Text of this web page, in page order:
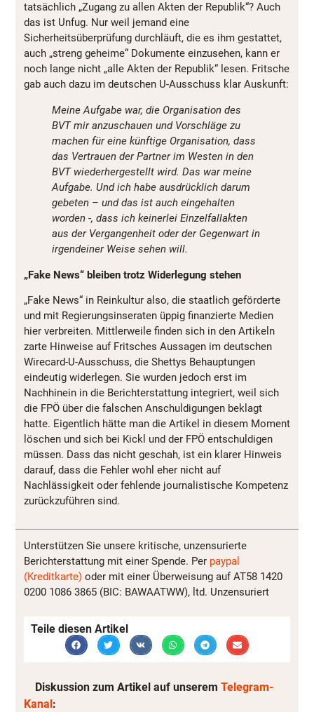
tatsächlich „Zugang zu allen Akten der Republik“? Auch
das ist Unfug. Nur weil jemand eine
Sicherheitsüberprüfung durchläuft, die es ihm gestattet,
auch „streng geheime“ Dokumente einzusehen, kann er
noch lange nicht „alle Akten der Republik“ lesen. Fritsche
gab auch dazu im deutschen U-Ausschuss klar Auskunft:
Meine Aufgabe war, die Organisation des
BVT mir anzuschauen und Vorschläge zu
machen für eine künftige Organisation, dass
das Vertrauen der Partner im Westen in den
BVT wiederhergestellt wird. Das war meine
Aufgabe. Und ich habe ausdrücklich darum
gebeten – und das ist auch eingehalten
worden -, dass ich keinerlei Einzelfallakten
aus der Vergangenheit oder der Gegenwart in
irgendeiner Weise sehen will.
„Fake News“ bleiben trotz Widerlegung stehen
„Fake News“ in Reinkultur also, die staatlich geförderte
und mit Regierungsinseraten üppig finanzierte Medien
hier verbreiten. Mittlerweile finden sich in den Artikeln
zarte Hinweise auf Fritsches Aussagen im deutschen
Wirecard-U-Ausschuss, die Shettys Behauptungen
eindeutig widerlegen. Sie wurden jedoch erst im
Nachhinein in die Berichterstattung integriert, weil sich
die FPÖ über die falschen Anschuldigungen beklagt
hatte. Eigentlich hätte man die Artikel in diesem Moment
löschen und sich bei Kickl und der FPÖ entschuldigen
müssen. Dass das nicht geschah, ist ein klarer Hinweis
darauf, dass die Fehler wohl eher nicht auf
Nachlässigkeit oder fehlende journalistische Kompetenz
zurückzuführen sind.
Unterstützen Sie unsere kritische, unzensurierte
Berichterstattung mit einer Spende. Per paypal
(Kreditkarte) oder mit einer Überweisung auf AT58 1420
0200 1086 3865 (BIC: BAWAATWW), ltd. Unzensuriert
Teile diesen Artikel
Diskussion zum Artikel auf unserem Telegram-
Kanal: